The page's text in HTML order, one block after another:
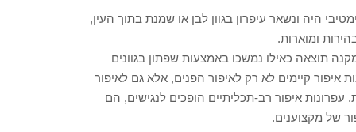
היה ונשאר עיפרון בגוון לבן או שמנת בתוך העין,
ומוארות.
תוצאה כאילו נמשכו באמצעות שפתון בגוונים
איפור קיימים לא רק לאיפור הפנים, אלא גם לאיפור
איפור רב-תכליתיים הופכים לנגישים, הם
של מקצוענים.